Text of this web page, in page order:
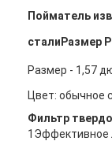
Пойматель
стали Размер
Размер - 1,57
Цвет: обычное
Фильтр
1Эффективное